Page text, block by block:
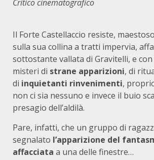
Critico cinematografico
Il Forte Castellaccio resiste,
sulla sua collina a tratti impervia,
sottostante vallata di Gravitelli, e
misteri di strane apparizioni, di
di inquietanti rinvenimenti,
non ci sia nessuno e invece il buio
presagio dell’aldilà.
Pare, infatti, che un gruppo di
segnalato l’apparizione del
affacciata a una delle finestre…